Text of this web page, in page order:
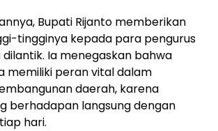
Bupati Rijanto memberikan
tingginya kepada para pengurus
dilantik. Ia menegaskan bahwa
memiliki peran vital dalam
daerah, karena
berhadapan langsung dengan
hari.